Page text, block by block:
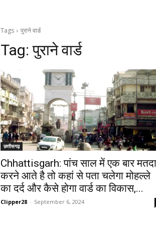
Tags पुराने वार्ड
Tag:पुराने वार्ड
छत्तीसगढ़
Chhattisgarh: पांच साल में एक बार
करने आते है तो कहां से पता चलेगा मोहल्ले
का दर्द और कैसे होगा वार्ड का विकास,...
Clipper28 - September 6, 2024